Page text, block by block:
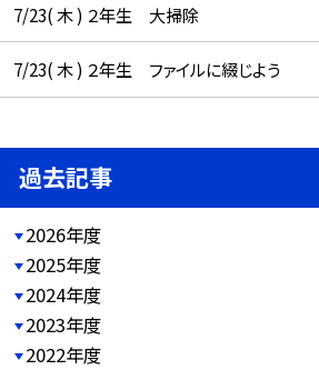
7/23( 木 ) ２年生 大掃除
7/23( 木 ) ２年生 ファイルに綴じよう
過去記事
2026年度
2025年度
2024年度
2023年度
2022年度